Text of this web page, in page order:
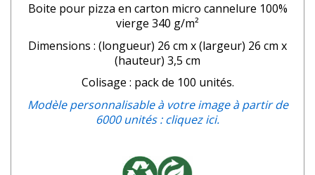
Boite pour pizza en carton micro cannelure 100%
vierge 340 g/m²
Dimensions : (longueur) 26 cm x (largeur) 26 cm x
(hauteur) 3,5 cm
Colisage : pack de 100 unités.
Modèle personnalisable à votre image à partir de
6000 unités : cliquez ici.